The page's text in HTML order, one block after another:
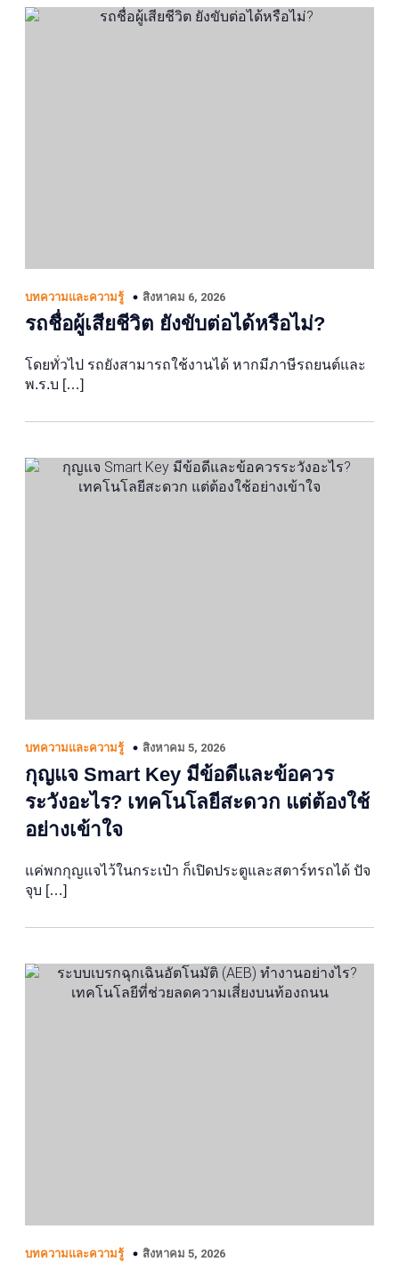
บทความและความรู้ สิงหาคม 6, 2026
รถชื่อผู้เสียชีวิต ยังขับต่อได้หรือไม่?
โดยทั่วไป รถยังสามารถใช้งานได้ หากมีภาษีรถยนต์และ
พ.ร.บ […]
บทความและความรู้ สิงหาคม 5, 2026
กุญแจ Smart Key มีข้อดีและข้อควร
ระวังอะไร? เทคโนโลยีสะดวก แต่ต้องใช้
อย่างเข้าใจ
แค่พกกุญแจไว้ในกระเป๋า ก็เปิดประตูและสตาร์ทรถได้ ปัจ
จุบ […]
บทความและความรู้ สิงหาคม 5, 2026